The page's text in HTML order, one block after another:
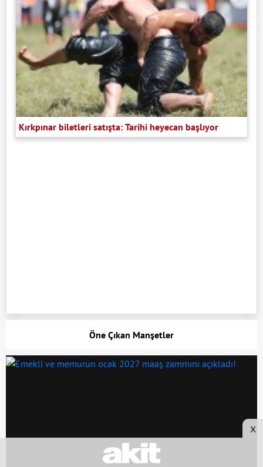
Kırkpınar biletleri satışta: Tarihi heyecan başlıyor
Öne Çıkan Manşetler
x